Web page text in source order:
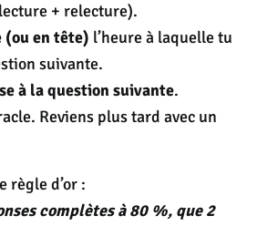
+ relecture).
(ou en tête) l’heure à laquelle tu
suivante.
à la question suivante.
Reviens plus tard avec un
règle d’or :
complètes à 80 %, que 2